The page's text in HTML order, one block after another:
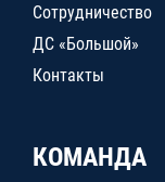
Сотрудничество
ДС «Большой»
Контакты
КОМАНДА